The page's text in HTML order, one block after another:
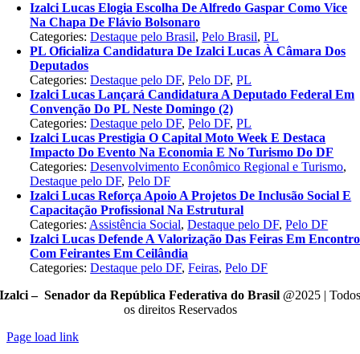
Izalci Lucas Elogia Escolha De Alfredo Gaspar Como Vice
Na Chapa De Flávio Bolsonaro
Categories:Destaque pelo Brasil,Pelo Brasil,PL
PL Oficializa Candidatura De Izalci Lucas À Câmara Dos
Deputados
Categories:Destaque pelo DF,Pelo DF,PL
Izalci Lucas Lançará Candidatura A Deputado Federal Em
Convenção Do PL Neste Domingo (2)
Categories:Destaque pelo DF,Pelo DF,PL
Izalci Lucas Prestigia O Capital Moto Week E Destaca
Impacto Do Evento Na Economia E No Turismo Do DF
Categories:Desenvolvimento Econômico Regional e Turismo,
Destaque pelo DF,Pelo DF
Izalci Lucas Reforça Apoio A Projetos De Inclusão Social E
Capacitação Profissional Na Estrutural
Categories: Assistência Social,Destaque pelo DF,Pelo DF
Izalci Lucas Defende A Valorização Das Feiras Em Encontro
Com Feirantes Em Ceilândia
Categories:Destaque pelo DF,Feiras,Pelo DF
Izalci – Senador da República Federativa do Brasil @2025 | Todos
os direitos Reservados
Page load link